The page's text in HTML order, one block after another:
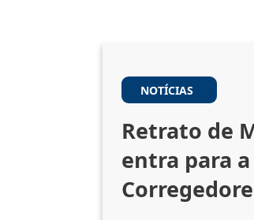
NOTÍCIAS
Retrato de
entra para a